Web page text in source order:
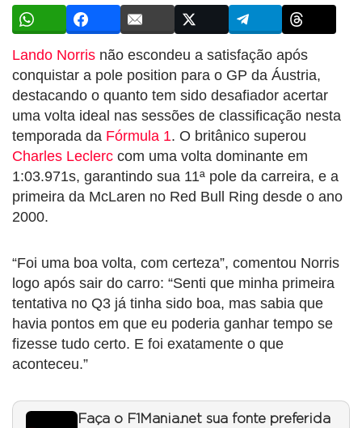
Lando Norris não escondeu a satisfação após
conquistar a pole position para o GP da Áustria,
destacando o quanto tem sido desafiador acertar
uma volta ideal nas sessões de classificação nesta
temporada da Fórmula 1. O britânico superou
Charles Leclerc com uma volta dominante em
1:03.971s, garantindo sua 11ª pole da carreira, e a
primeira da McLaren no Red Bull Ring desde o ano
2000.
“Foi uma boa volta, com certeza”, comentou Norris
logo após sair do carro: “Senti que minha primeira
tentativa no Q3 já tinha sido boa, mas sabia que
havia pontos em que eu poderia ganhar tempo se
fizesse tudo certo. E foi exatamente o que
aconteceu.”
Faça o F1Mania.net sua fonte preferida